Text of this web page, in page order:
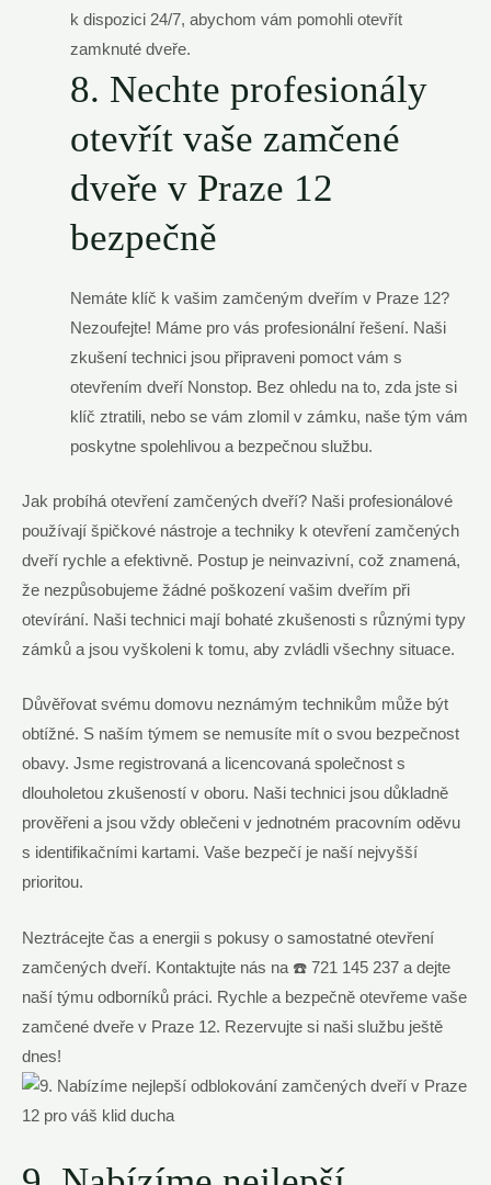
k dispozici 24/7, abychom vám pomohli otevřít
zamknuté dveře.
8. Nechte profesionály
otevřít vaše zamčené
dveře v Praze 12
bezpečně
Nemáte klíč k vašim zamčeným dveřím v Praze 12?
Nezoufejte! Máme pro vás profesionální řešení. Naši
zkušení technici jsou připraveni pomoct vám s
otevřením dveří Nonstop. Bez ohledu na to, zda jste si
klíč ztratili, nebo se vám zlomil v zámku, naše tým vám
poskytne spolehlivou a bezpečnou službu.
Jak probíhá otevření zamčených dveří? Naši profesionálové
používají špičkové nástroje a techniky k otevření zamčených
dveří rychle a efektivně. Postup je neinvazivní, což znamená,
že nezpůsobujeme žádné poškození vašim dveřím při
otevírání. Naši technici mají bohaté zkušenosti s různými typy
zámků a jsou vyškoleni k tomu, aby zvládli všechny situace.
Důvěřovat svému domovu neznámým technikům může být
obtížné. S naším týmem se nemusíte mít o svou bezpečnost
obavy. Jsme registrovaná a licencovaná společnost s
dlouholetou zkušeností v oboru. Naši technici jsou důkladně
prověřeni a jsou vždy oblečeni v jednotném pracovním oděvu
s identifikačními kartami. Vaše bezpečí je naší nejvyšší
prioritou.
Neztrácejte čas a energii s pokusy o samostatné otevření
zamčených dveří. Kontaktujte nás na ☎️ 721 145 237 a dejte
naší týmu odborníků práci. Rychle a bezpečně otevřeme vaše
zamčené dveře v Praze 12. Rezervujte si naši službu ještě
dnes!